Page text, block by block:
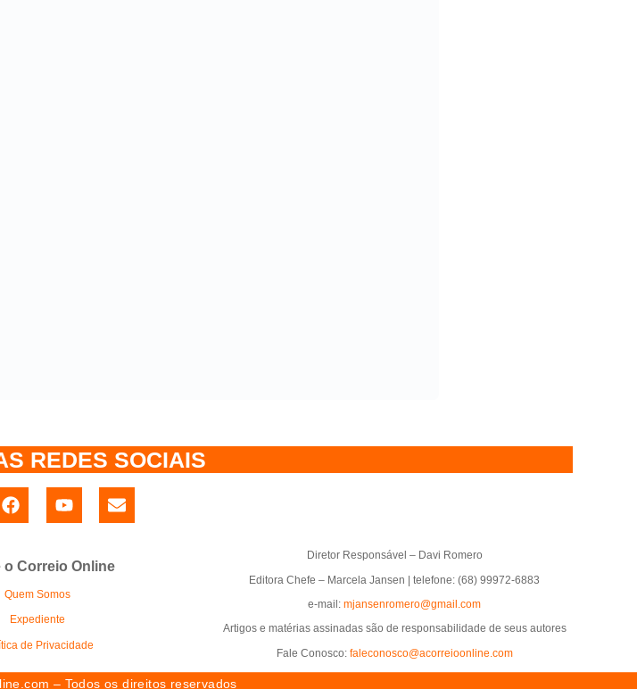
REDES SOCIAIS
o Correio Online
Quem Somos
Expediente
de Privacidade
Diretor Responsável – Davi Romero
Editora Chefe – Marcela Jansen | telefone: (68) 99972-6883
e-mail: mjansenromero@gmail.com
Artigos e matérias assinadas são de responsabilidade de seus autores
Fale Conosco: faleconosco@acorreioonline.com
– Todos os direitos reservados